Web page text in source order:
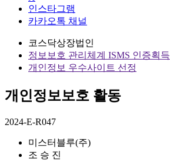
인스타그램
카카오톡 채널
코스닥상장법인
정보보호 관리체계 ISMS 인증획득
개인정보 우수사이트 선정
개인정보보호 활동
2024-E-R047
미스터블루(주)
조 승 진